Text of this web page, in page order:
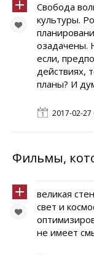
Свобода
культуры.
озадачены.
если,
действиях,
планы? И
2017-02-27
Фильмы,
великая
свет и
не имеет